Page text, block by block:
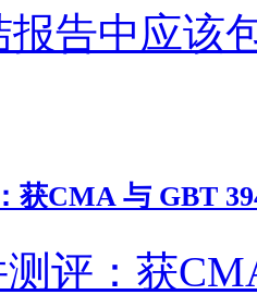
报告中应该
获CMA 与 GBT